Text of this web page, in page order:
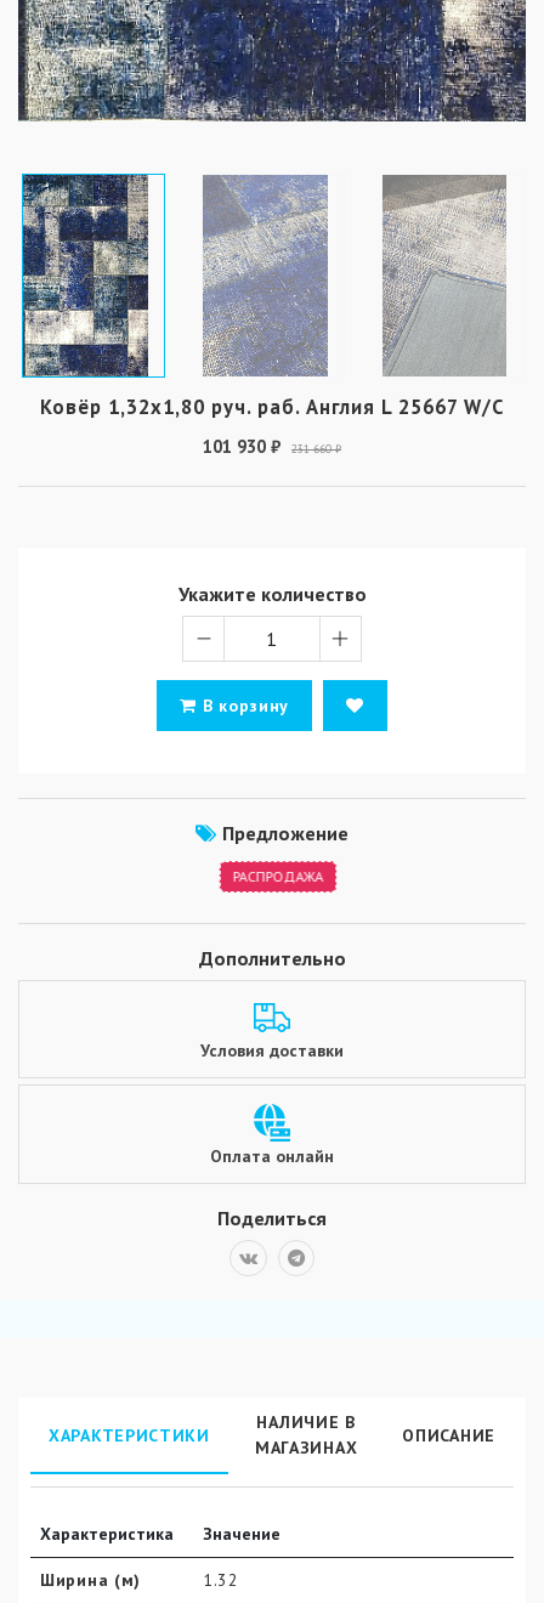
Ковёр 1,32х1,80 руч. раб. Англия L 25667 W/C
101 930 ₽ 231 660 ₽
Укажите количество
В корзину
Предложение
РАСПРОДАЖА
Дополнительно
Условия доставки
Оплата онлайн
Поделиться
ХАРАКТЕРИСТИКИ
НАЛИЧИЕ В
МАГАЗИНАХ
ОПИСАНИЕ
Характеристика Значение
Ширина (м) 1.32